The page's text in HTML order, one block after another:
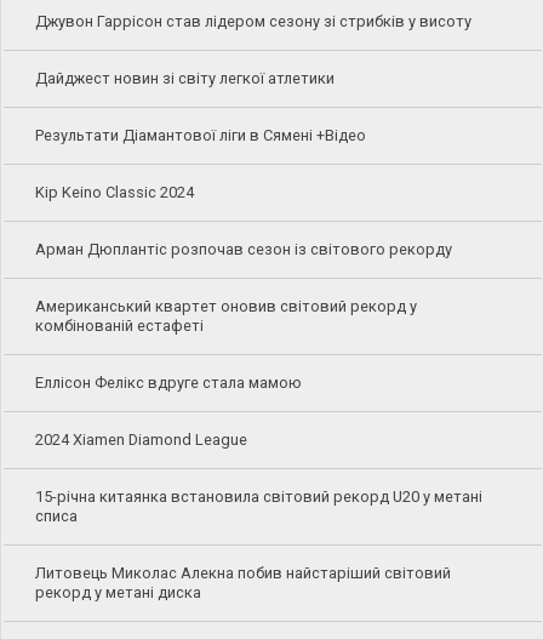
Джувон Гаррісон став лідером сезону зі стрибків у висоту
Дайджест новин зі світу легкої атлетики
Результати Діамантової ліги в Сямені +Відео
Kip Keino Classic 2024
Арман Дюплантіс розпочав сезон із світового рекорду
Американський квартет оновив світовий рекорд у
комбінованій естафеті
Еллісон Фелікс вдруге стала мамою
2024 Xiamen Diamond League
15-річна китаянка встановила світовий рекорд U20 у метані
списа
Литовець Миколас Алекна побив найстаріший світовий
рекорд у метані диска